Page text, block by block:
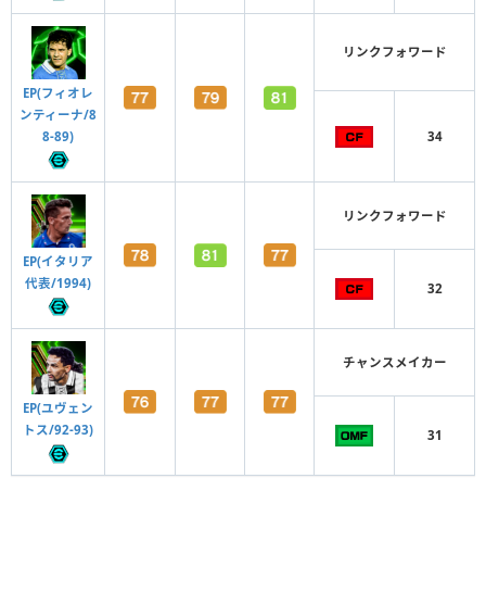
EP(フィオレ
ンティーナ/8
8-89)
リンクフォワード
34
EP(イタリア
代表/1994)
リンクフォワード
32
EP(ユヴェン
トス/92-93)
チャンスメイカー
31